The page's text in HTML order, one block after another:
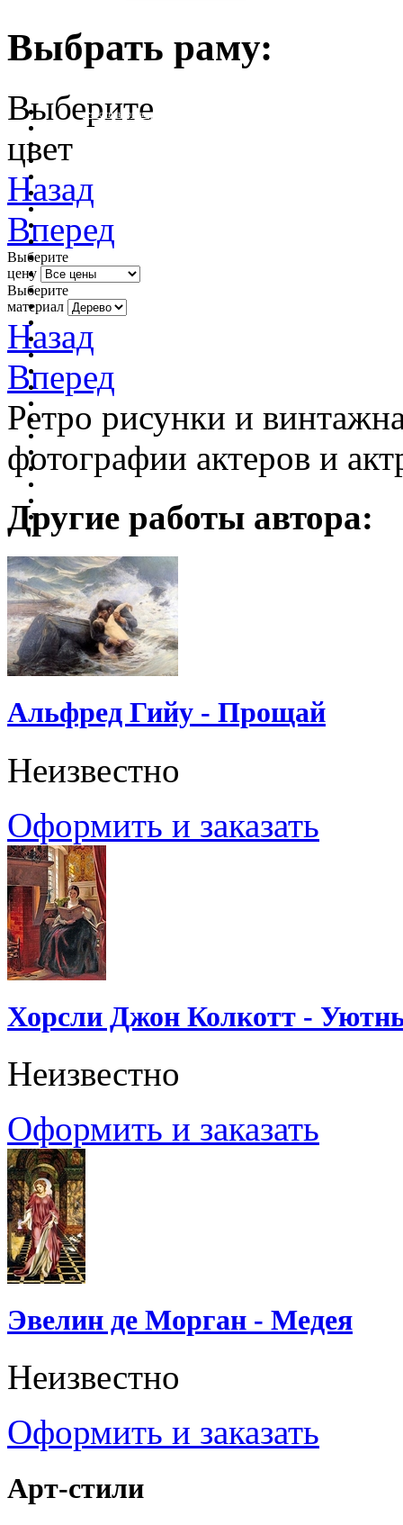
Выбрать раму:
очистить фильтр цвета
Выберите
цвет
Назад
Вперед
Выберите
цену
Выберите
материал
Назад
Вперед
Ретро рисунки и
фотографии актеров и
Другие работы автора:
Альфред Гийу - Прощай
Неизвестно
Оформить и заказать
Хорсли Джон Колкотт -
Неизвестно
Оформить и заказать
Эвелин де Морган - Медея
Неизвестно
Оформить и заказать
Арт-стили